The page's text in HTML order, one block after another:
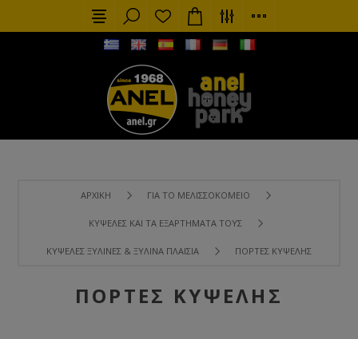
ΑΡΧΙΚΉ ΓΙΑ ΤΟ ΜΕΛΙΣΣΟΚΟΜΕΊΟ
ΚΥΨΈΛΕΣ ΚΑΙ ΤΑ ΕΞΑΡΤΉΜΑΤΑ ΤΟΥΣ
ΚΥΨΈΛΕΣ ΞΎΛΙΝΕΣ & ΞΎΛΙΝΑ ΠΛΑΊΣΙΑ ΠΌΡΤΕΣ KΥΨΈΛΗΣ
ΠΌΡΤΕΣ KΥΨΈΛΗΣ